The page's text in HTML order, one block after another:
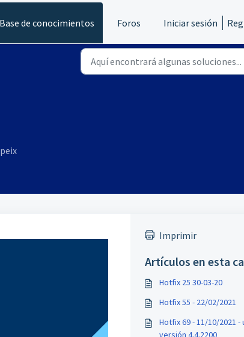
Base de conocimientos Foros Iniciar sesión
Imprimir
Artículos en esta
Hotfix 25 30-03-20
Hotfix 55 - 22/02/2021
Hotfix 69 - 11/10/2021
versión 4.4.2200